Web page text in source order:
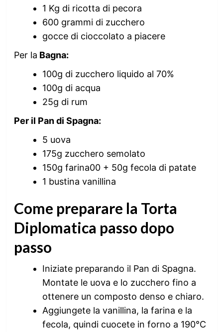
1 Kg di ricotta di pecora
600 grammi di zucchero
gocce di cioccolato a piacere
Per la Bagna:
100g di zucchero liquido al 70%
100g di acqua
25g di rum
Per il Pan di Spagna:
5 uova
175g zucchero semolato
150g farina00 + 50g fecola di patate
1 bustina vanillina
Come preparare la Torta
Diplomatica passo dopo
passo
Iniziate preparando il Pan di Spagna.
Montate le uova e lo zucchero fino a
ottenere un composto denso e chiaro.
Aggiungete la vanillina, la farina e la
fecola, quindi cuocete in forno a 190°C